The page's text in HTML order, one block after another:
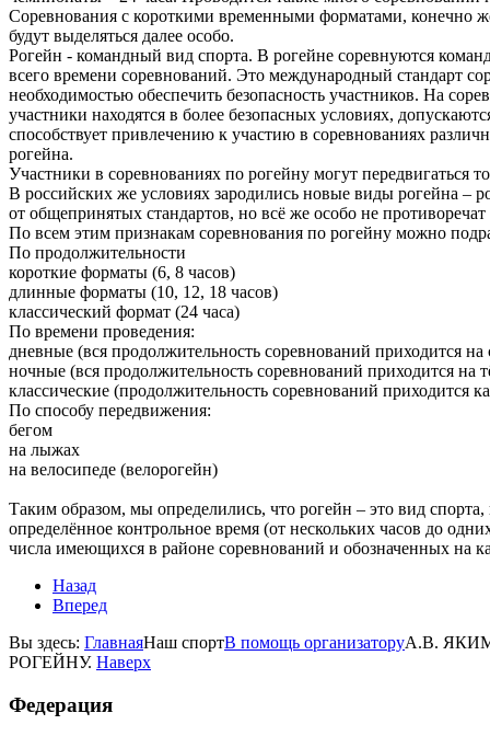
Соревнования с короткими временными форматами, конечно
будут выделяться далее особо.
Рогейн - командный вид спорта. В рогейне соревнуются
всего времени соревнований. Это международный стандарт
необходимостью обеспечить безопасность участников. На
участники находятся в более безопасных условиях,
способствует привлечению к участию в соревнованиях
рогейна.
Участники в соревнованиях по рогейну могут передвигаться
В российских же условиях зародились новые виды рогейна –
от общепринятых стандартов, но всё же особо не
По всем этим признакам соревнования по рогейну можно
По продолжительности
короткие форматы (6, 8 часов)
длинные форматы (10, 12, 18 часов)
классический формат (24 часа)
По времени проведения:
дневные (вся продолжительность соревнований приходится на
ночные (вся продолжительность соревнований приходится на
классические (продолжительность соревнований приходится
По способу передвижения:
бегом
на лыжах
на велосипеде (велорогейн)
Таким образом, мы определились, что рогейн – это вид
определённое контрольное время (от нескольких часов до
числа имеющихся в районе соревнований и обозначенных на
Назад
Вперед
Вы здесь: ГлавнаяНаш спортВ помощь организаторуА.В.
РОГЕЙНУ. Наверх
Федерация